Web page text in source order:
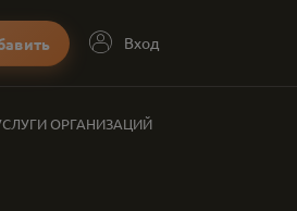
Вход
ОРГАНИЗАЦИЙ